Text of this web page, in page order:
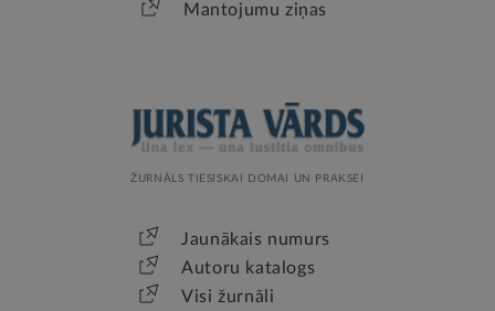
Mantojumu ziņas
ŽURNĀLS TIESISKAI DOMAI UN PRAKSEI
Jaunākais numurs
Autoru katalogs
Visi žurnāli